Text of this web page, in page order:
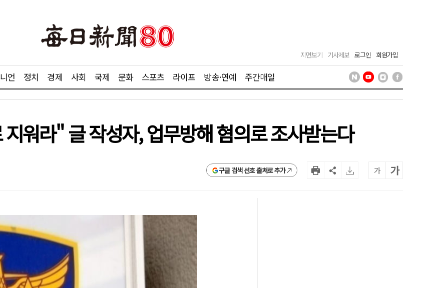
지면보기 기사제보 로그인 회원가입
언 정치 경제 사회 국제 문화 스포츠 라이프 방송·연예 주간매일
워라" 글 작성자, 업무방해 혐의로 조사받는다
구글 검색 선호 출처로 추가 가 가